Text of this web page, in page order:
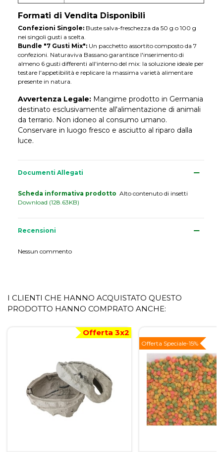
Formati di Vendita Disponibili
Confezioni Singole:Buste salva-freschezza da 50 g o 100 g
nei singoli gusti a scelta.
Bundle "7 Gusti Mix":Un pacchetto assortito composto da 7
confezioni. Naturaviva Bassano garantisce l'inserimento di
almeno 6 gusti differenti all'interno del mix: la soluzione ideale per
testare l'appetibilità e replicare la massima varietà alimentare
presente in natura.
Avvertenza Legale:Mangime prodotto in Germania
destinato esclusivamente all'alimentazione di animali
da terrario. Non idoneo al consumo umano.
Conservare in luogo fresco e asciutto al riparo dalla
luce.
Documenti Allegati
Scheda informativa prodotto Alto contenuto di insetti
Download (128.63KB)
Recensioni
Nessun commento
I CLIENTI CHE HANNO ACQUISTATO QUESTO
PRODOTTO HANNO COMPRATO ANCHE:
Offerta 3x2
Offerta Speciale-15%